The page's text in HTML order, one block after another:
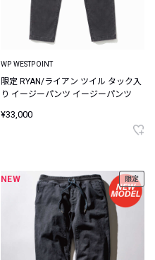
WP WESTPOINT
限定 RYAN/ライアン ツイル タック入
り イージーパンツ イージーパンツ
¥33,000
NEW 限定